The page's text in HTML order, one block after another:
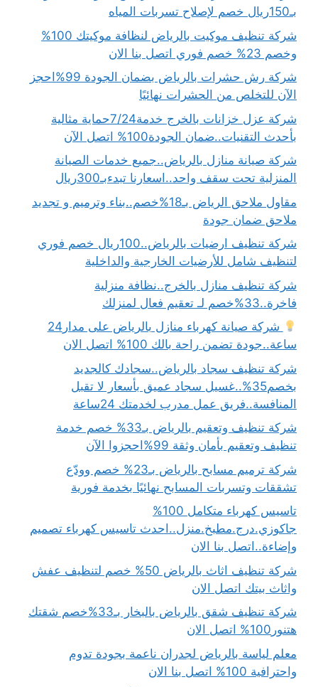
بـ150ريال خصم لإصلاح تسربات المياه
شركة تنظيف موكيت بالرياض لنظافة موكيتك 100%
وخصم 23% خصم فوري اتصل بنا الان
شركة رش حشرات بالرياض بضمان الجودة 99%احجز
الآن للتخلص من الحشرات نهائيًا
شركة عزل خزانات بالخرج خدمة7/24حماية مثالية
بأحدث التقنيات..ضمان الجودة100% اتصل الآن
شركة صيانة منازل بالرياض..جميع خدمات الصيانة
المنزلية تحت سقف واحد..اسعارنا تبدءبـ300ريال
مقاول ملاحق الرياض بـ18%خصم..بناء وترميم و تجديد
ملاحق ضمان جودة
شركة تنظيف ارضيات بالرياض..100ريال خصم فوري
لتنظيف شامل للأرضيات الخارجية والداخلية
شركة تنظيف منازل بالخرج..نظافة منزلية
فاخرة..33%خصم لـ تعقيم فعال لمنزلك
شركة صيانة كهرباء منازل بالرياض على مدار24
ساعة..جودة تضمن راحة بالك 100% اتصل الان
شركة تنظيف سجاد بالرياض..سجادك كالجديد
بخصم35%..غسيل سجاد عميق بأسعار لا تقبل
المنافسة..فريق عمل مدرب لخدمتك 24ساعة
شركة تنظيف وتعقيم بالرياض بـ33% خصم خدمة
تنظيف وتعقيم بأمان وثقة 99%احجزوا الآن
شركة ترميم مسابح بالرياض بـ23% خصم وودّع
تشققات وتسربات المسابح نهائيًا بخدمة فورية
تاسيس كهرباء متكامل 100%
جاكوزي.درج.مطبخ.منزل..احدث تاسيس كهرباء تصميم
وإضاءة..اتصل بنا الان
شركة تنظيف اثاث بالرياض 50% خصم لتنظيف عفش
واثاث بيتك اتصل الان
شركة تنظيف شقق بالرياض بالبخار بـ33%خصم شقتك
هتنور100% اتصل الان
معلم لياسة بالرياض لجدران ناعمة بجودة تدوم
واحترافية 100% اتصل بنا الان